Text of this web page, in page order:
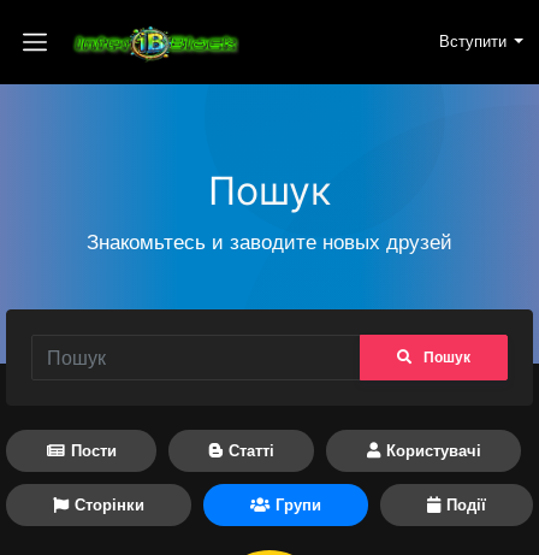
Вступити
Пошук
Знакомьтесь и заводите новых друзей
Пошук
Пости Статті Користувачі
Сторінки Групи Події